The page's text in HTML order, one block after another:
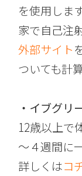
を使用しま
家で自己注
外部サイト
ついても計
・イブグリ
12歳以上で
～４週間に
詳しくはコ